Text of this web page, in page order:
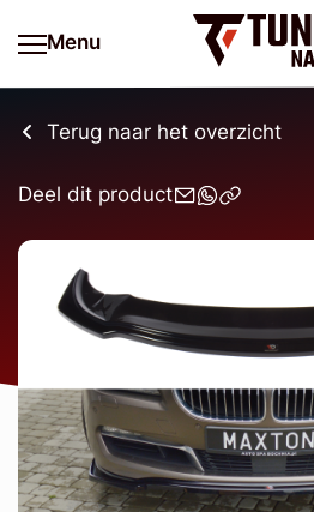
Menu
Terug naar het overzicht
Deel dit product